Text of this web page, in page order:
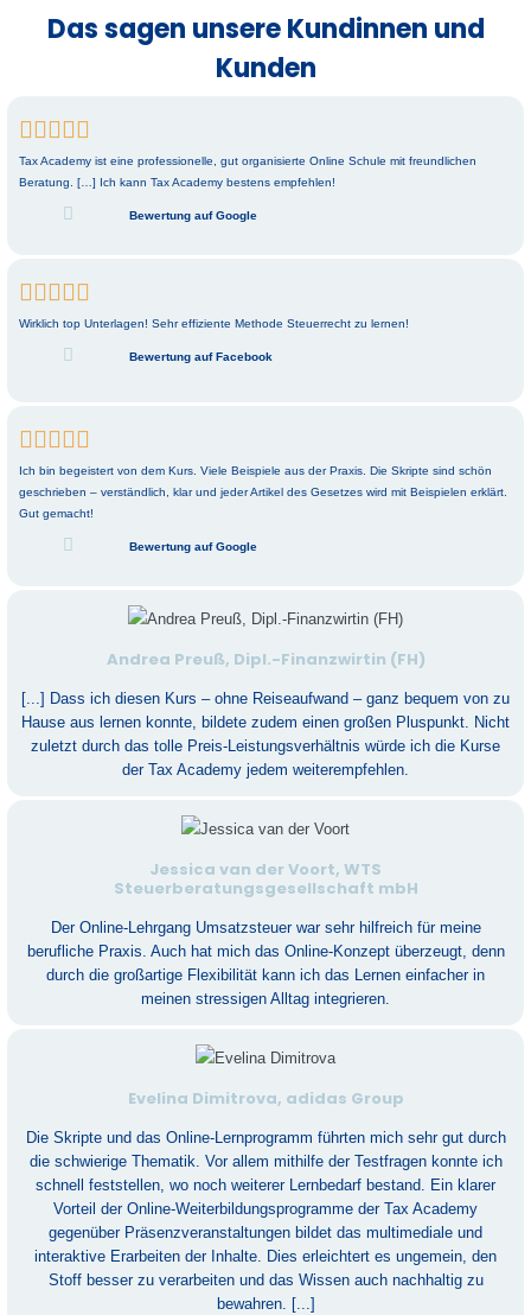
Das sagen unsere Kundinnen und
Kunden

Tax Academy ist eine professionelle, gut organisierte Online Schule mit freundlichen
Beratung. […] Ich kann Tax Academy bestens empfehlen!
Bewertung auf Google

Wirklich top Unterlagen! Sehr effiziente Methode Steuerrecht zu lernen!
Bewertung auf Facebook

Ich bin begeistert von dem Kurs. Viele Beispiele aus der Praxis. Die Skripte sind schön
geschrieben – verständlich, klar und jeder Artikel des Gesetzes wird mit Beispielen erklärt.
Gut gemacht!
Bewertung auf Google
Andrea Preuß, Dipl.-Finanzwirtin (FH)
[...] Dass ich diesen Kurs – ohne Reiseaufwand – ganz bequem von zu
Hause aus lernen konnte, bildete zudem einen großen Pluspunkt. Nicht
zuletzt durch das tolle Preis-Leistungsverhältnis würde ich die Kurse
der Tax Academy jedem weiterempfehlen.
Jessica van der Voort, WTS
Steuerberatungsgesellschaft mbH
Der Online-Lehrgang Umsatzsteuer war sehr hilfreich für meine
berufliche Praxis. Auch hat mich das Online-Konzept überzeugt, denn
durch die großartige Flexibilität kann ich das Lernen einfacher in
meinen stressigen Alltag integrieren.
Evelina Dimitrova, adidas Group
Die Skripte und das Online-Lernprogramm führten mich sehr gut durch
die schwierige Thematik. Vor allem mithilfe der Testfragen konnte ich
schnell feststellen, wo noch weiterer Lernbedarf bestand. Ein klarer
Vorteil der Online-Weiterbildungsprogramme der Tax Academy
gegenüber Präsenzveranstaltungen bildet das multimediale und
interaktive Erarbeiten der Inhalte. Dies erleichtert es ungemein, den
Stoff besser zu verarbeiten und das Wissen auch nachhaltig zu
bewahren. [...]